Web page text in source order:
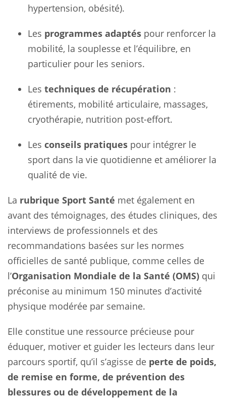
hypertension, obésité).
Les programmes adaptés pour renforcer la
mobilité, la souplesse et l’équilibre, en
particulier pour les seniors.
Les techniques de récupération :
étirements, mobilité articulaire, massages,
cryothérapie, nutrition post-effort.
Les conseils pratiques pour intégrer le
sport dans la vie quotidienne et améliorer la
qualité de vie.
La rubrique Sport Santé met également en
avant des témoignages, des études cliniques, des
interviews de professionnels et des
recommandations basées sur les normes
officielles de santé publique, comme celles de
l’Organisation Mondiale de la Santé (OMS) qui
préconise au minimum 150 minutes d’activité
physique modérée par semaine.
Elle constitue une ressource précieuse pour
éduquer, motiver et guider les lecteurs dans leur
parcours sportif, qu’il s’agisse de perte de poids,
de remise en forme, de prévention des
blessures ou de développement de la